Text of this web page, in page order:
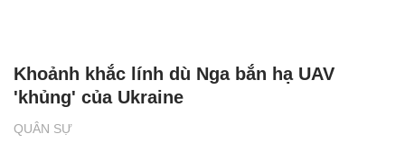
QUÂN SỰ
Khoảnh khắc lính dù Nga bắn hạ UAV
'khủng' của Ukraine